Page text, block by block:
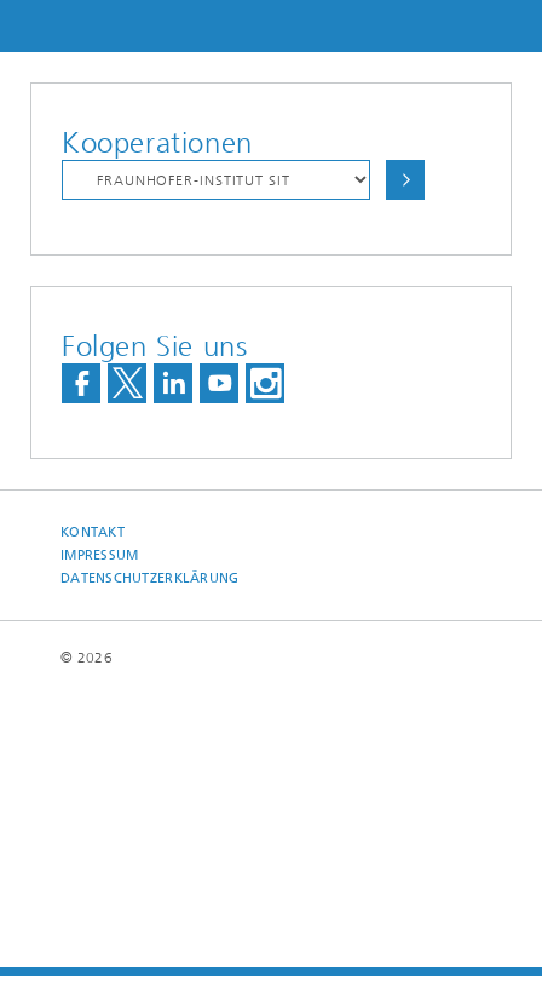
Kooperationen
Folgen Sie uns
KONTAKT
IMPRESSUM
DATENSCHUTZERKLÄRUNG
© 2026